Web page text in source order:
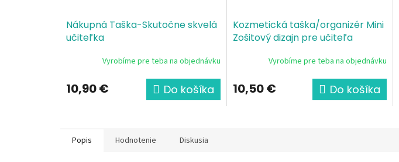
Nákupná Taška-Skutočne skvelá
učiteľka
Vyrobíme pre teba na objednávku
10,90 € Do košíka
Kozmetická taška/organizér Mini
Zošitový dizajn pre učiteľa
Vyrobíme pre teba na objednávku
10,50 € Do košíka
Popis Hodnotenie Diskusia